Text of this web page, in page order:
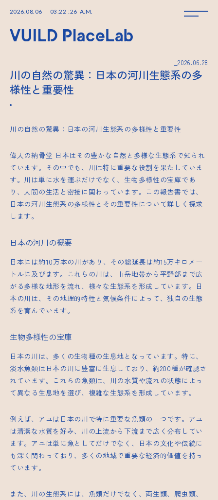
2026.08.06 03:22 :26 A.M.
_2026.06.28
川の自然の驚異：日本の河川生態系の多
様性と重要性
川の自然の驚異：日本の河川生態系の多様性と重要性
偉人の納骨堂 日本はその豊かな自然と多様な生態系で知られ
ています。その中でも、川は特に重要な役割を果たしていま
す。川は単に水を運ぶだけでなく、生物多様性の宝庫であ
り、人間の生活と密接に関わっています。この報告書では、
日本の河川生態系の多様性とその重要性について詳しく探求
します。
日本の河川の概要
日本には約10万本の川があり、その総延長は約15万キロメー
トルに及びます。これらの川は、山岳地帯から平野部まで広
がる多様な地形を流れ、様々な生態系を形成しています。日
本の川は、その地理的特性と気候条件によって、独自の生態
系を育んでいます。
生物多様性の宝庫
日本の川は、多くの生物種の生息地となっています。特に、
淡水魚類は日本の川に豊富に生息しており、約200種が確認さ
れています。これらの魚類は、川の水質や流れの状態によっ
て異なる生息地を選び、複雑な生態系を形成しています。
例えば、アユは日本の川で特に重要な魚類の一つです。アユ
は清潔な水質を好み、川の上流から下流まで広く分布してい
ます。アユは単に魚としてだけでなく、日本の文化や伝統に
も深く関わっており、多くの地域で重要な経済的価値を持っ
ています。
また、川の生態系には、魚類だけでなく、両生類、爬虫類、